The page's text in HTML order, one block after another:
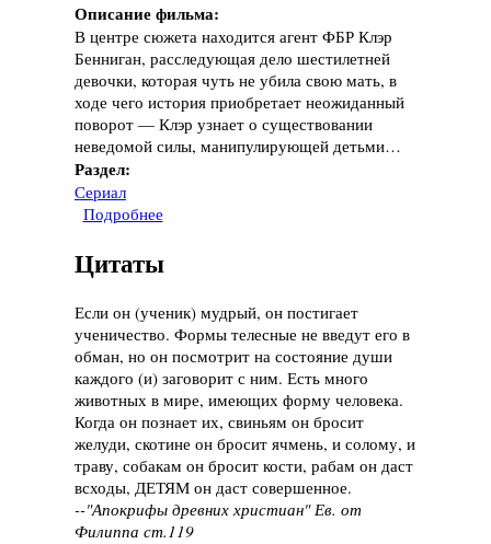
Описание фильма:
В центре сюжета находится агент ФБР Клэр
Бенниган, расследующая дело шестилетней
девочки, которая чуть не убила свою мать, в
ходе чего история приобретает неожиданный
поворот — Клэр узнает о существовании
неведомой силы, манипулирующей детьми…
Раздел:
Сериал
Подробнее
Цитаты
Если он (ученик) мудрый, он постигает
ученичество. Формы телесные не введут его в
обман, но он посмотрит на состояние души
каждого (и) заговорит с ним. Есть много
животных в мире, имеющих форму человека.
Когда он познает их, свиньям он бросит
желуди, скотине он бросит ячмень, и солому, и
траву, собакам он бросит кости, рабам он даст
всходы, ДЕТЯМ он даст совершенное.
--"Апокрифы древних христиан" Ев. от
Филиппа ст.119